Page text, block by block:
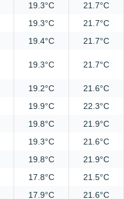
19.3°C
21.7°C
19.3°C
21.7°C
19.4°C
21.7°C
19.3°C 21.7°C
19.2°C
21.6°C
19.9°C
22.3°C
19.8°C
21.9°C
19.3°C
21.6°C
19.8°C
21.9°C
17.8°C
21.5°C
17.9°C 21.6°C